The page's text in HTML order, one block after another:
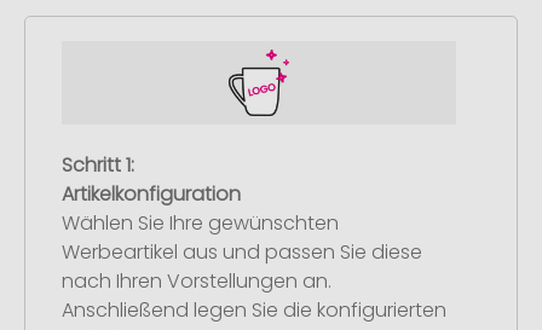
Schritt 1:
Artikelkonfiguration
Wählen Sie Ihre gewünschten
Werbeartikel aus und passen Sie diese
nach Ihren Vorstellungen an.
Anschließend legen Sie die konfigurierten